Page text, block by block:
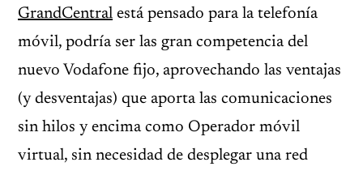
GrandCentral está pensado para la telefonía
móvil, podría ser las gran competencia del
nuevo Vodafone fijo, aprovechando las ventajas
(y desventajas) que aporta las comunicaciones
sin hilos y encima como Operador móvil
virtual, sin necesidad de desplegar una red